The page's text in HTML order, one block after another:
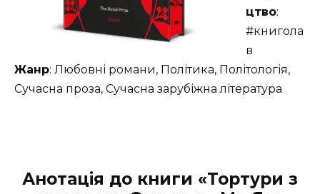
цтво:
#книгола
в
Жанр: Любовні романи, Політика, Політологія,
Сучасна проза, Сучасна зарубіжна література
Анотація до книги «Тортури з